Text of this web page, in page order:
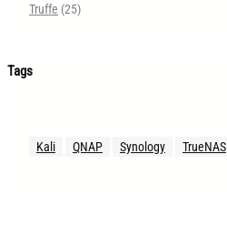
Truffe (25)
Tags
Kali QNAP Synology TrueNAS